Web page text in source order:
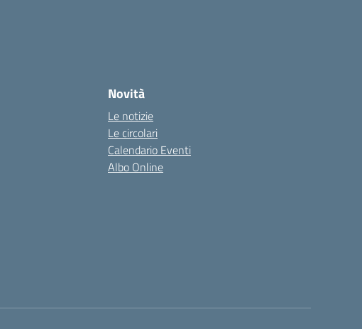
Novità
Le notizie
Le circolari
Calendario Eventi
Albo Online